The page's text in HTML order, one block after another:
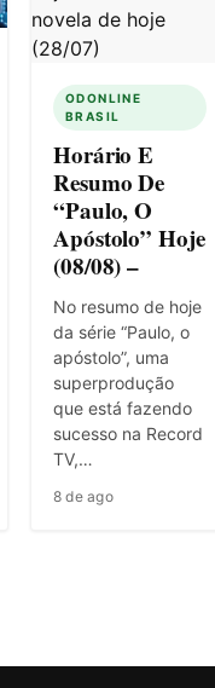
ODONLINE
BRASIL
Horário E
Resumo De
“Paulo, O
Apóstolo” Hoje
(08/08) –
No resumo de hoje
da série “Paulo, o
apóstolo”, uma
superprodução
que está fazendo
sucesso na Record
TV,…
8 de ago